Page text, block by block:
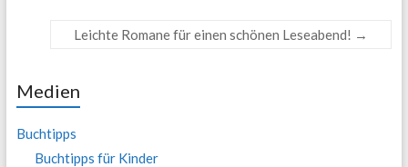
Leichte Romane für einen schönen Leseabend! →
Medien
Buchtipps
Buchtipps für Kinder